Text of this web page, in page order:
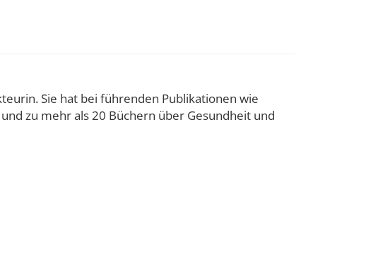
Sie hat bei führenden Publikationen wie
zu mehr als 20 Büchern über Gesundheit und